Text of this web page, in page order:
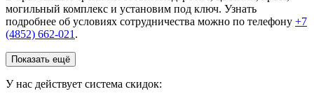
могильный комплекс и установим под ключ. Узнать
подробнее об условиях сотрудничества можно по телефону +7
(4852) 662-021 .
Показать ещё
У нас действует система скидок: